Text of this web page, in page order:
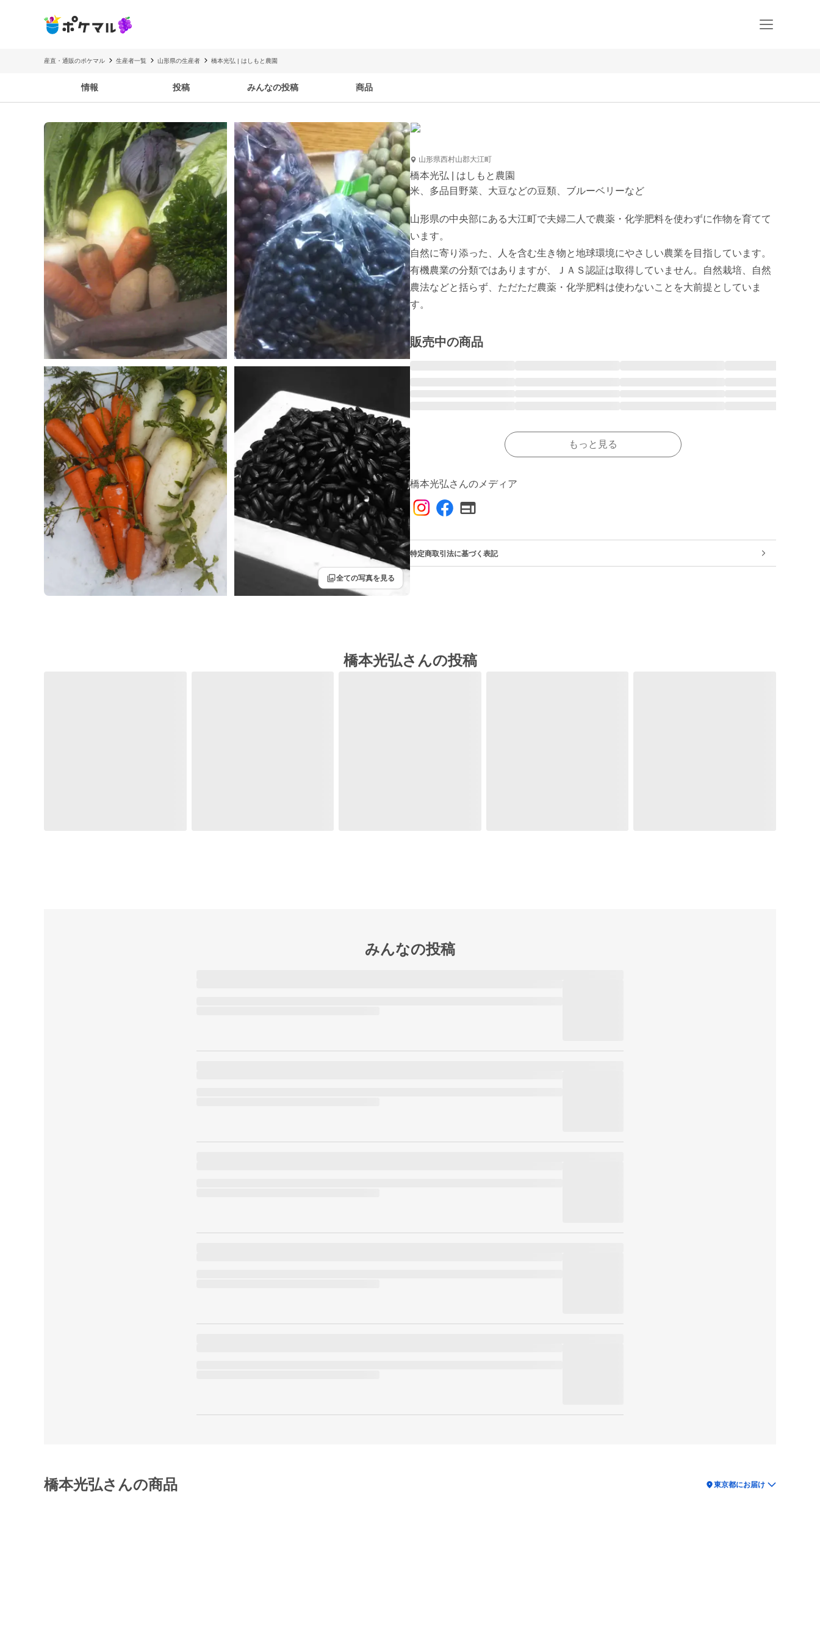
産直・通販のポケマル 生産者一覧 山形県の生産者 橋本光弘 | はしもと農園
情報 投稿 みんなの投稿 商品
filter全ての写真を見る
山形県西村山郡大江町
橋本光弘 | はしもと農園
米、多品目野菜、大豆などの豆類、ブルーベリーなど
山形県の中央部にある大江町で夫婦二人で農薬・化学肥料を使わずに作物を育てて
います。
自然に寄り添った、人を含む生き物と地球環境にやさしい農業を目指しています。
有機農業の分類ではありますが、ＪＡＳ認証は取得していません。自然栽培、自然
農法などと括らず、ただただ農薬・化学肥料は使わないことを大前提としていま
す。
販売中の商品
もっと見る
橋本光弘さんのメディア
特定商取引法に基づく表記
橋本光弘さんの投稿
みんなの投稿
橋本光弘さんの商品 location_on東京都にお届け